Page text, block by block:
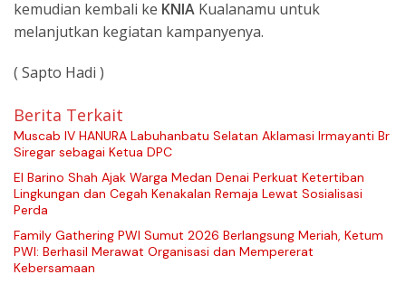
kemudian kembali ke KNIA Kualanamu untuk
melanjutkan kegiatan kampanyenya.
( Sapto Hadi )
Berita Terkait
Muscab IV HANURA Labuhanbatu Selatan Aklamasi Irmayanti Br
Siregar sebagai Ketua DPC
El Barino Shah Ajak Warga Medan Denai Perkuat Ketertiban
Lingkungan dan Cegah Kenakalan Remaja Lewat Sosialisasi
Perda
Family Gathering PWI Sumut 2026 Berlangsung Meriah, Ketum
PWI: Berhasil Merawat Organisasi dan Mempererat
Kebersamaan